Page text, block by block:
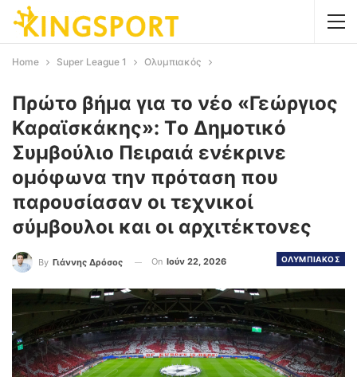
Home Super League 1 Ολυμπιακός
Πρώτο βήμα για το νέο «Γεώργιος
Καραϊσκάκης»: Tο Δημοτικό
Συμβούλιο Πειραιά ενέκρινε
ομόφωνα την πρόταση που
παρουσίασαν οι τεχνικοί
σύμβουλοι και οι αρχιτέκτονες
ΟΛΥΜΠΙΑΚΟΣ
By Γιάννης Δρόσος On Ιούν 22, 2026